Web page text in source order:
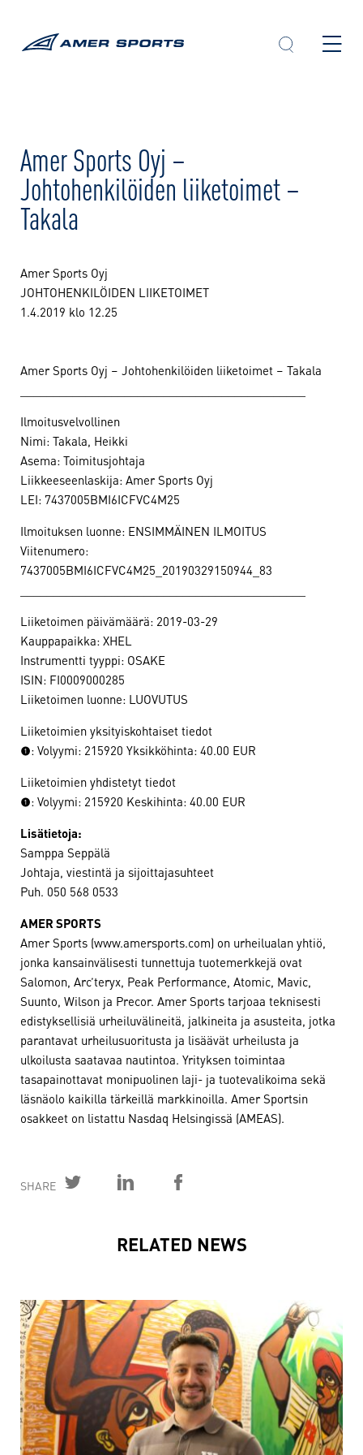
Amer Sports Oyj –
Johtohenkilöiden liiketoimet –
Takala
Amer Sports Oyj
JOHTOHENKILÖIDEN LIIKETOIMET
1.4.2019 klo 12.25
Amer Sports Oyj – Johtohenkilöiden liiketoimet – Takala
Ilmoitusvelvollinen
Nimi: Takala, Heikki
Asema: Toimitusjohtaja
Liikkeeseenlaskija: Amer Sports Oyj
LEI: 7437005BMI6ICFVC4M25
Ilmoituksen luonne: ENSIMMÄINEN ILMOITUS
Viitenumero:
7437005BMI6ICFVC4M25_20190329150944_83
Liiketoimen päivämäärä: 2019-03-29
Kauppapaikka: XHEL
Instrumentti tyyppi: OSAKE
ISIN: FI0009000285
Liiketoimen luonne: LUOVUTUS
Liiketoimien yksityiskohtaiset tiedot
(1): Volyymi: 215920 Yksikköhinta: 40.00 EUR
Liiketoimien yhdistetyt tiedot
(1): Volyymi: 215920 Keskihinta: 40.00 EUR
Lisätietoja:
Samppa Seppälä
Johtaja, viestintä ja sijoittajasuhteet
Puh. 050 568 0533
AMER SPORTS
Amer Sports (www.amersports.com) on urheilualan yhtiö,
jonka kansainvälisesti tunnettuja tuotemerkkejä ovat
Salomon, Arc’teryx, Peak Performance, Atomic, Mavic,
Suunto, Wilson ja Precor. Amer Sports tarjoaa teknisesti
edistyksellisiä urheiluvälineitä, jalkineita ja asusteita, jotka
parantavat urheilusuoritusta ja lisäävät urheilusta ja
ulkoilusta saatavaa nautintoa. Yrityksen toimintaa
tasapainottavat monipuolinen laji- ja tuotevalikoima sekä
läsnäolo kaikilla tärkeillä markkinoilla. Amer Sportsin
osakkeet on listattu Nasdaq Helsingissä (AMEAS).
SHARE
RELATED NEWS